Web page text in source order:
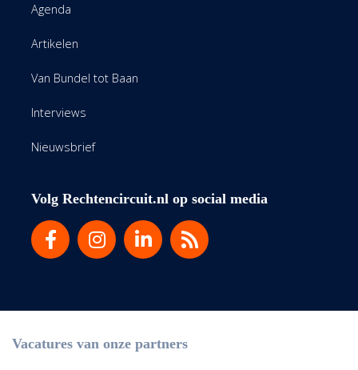
Agenda
Artikelen
Van Bundel tot Baan
Interviews
Nieuwsbrief
Volg Rechtencircuit.nl op social media
Vacatures van onze partners